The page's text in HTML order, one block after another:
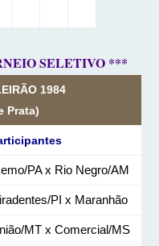
SELETIVO ***
1984
Prata)
PA x Rio Negro/AM
PI x Maranhão
MT x Comercial/MS